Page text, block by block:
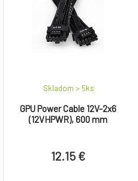
pre eventové miesta
akéhokoľvek druhu a pod.) – ale
môžete ich použiť aj v
súkromných priestoroch.
GPU Power Cable 12V-2x6
(12VHPWR), 600 mm
Skladom > 5ks
12.15 €